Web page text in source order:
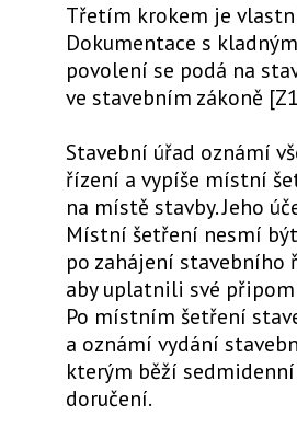
Třetím krokem je
Dokumentace s
povolení se podá na
ve stavebním zákoně
Stavební úřad oznámí
řízení a vypíše místní
na místě stavby. Jeho
Místní šetření nesmí
po zahájení stavebního
aby uplatnili své
Po místním šetření
a oznámí vydání
kterým běží
doručení.